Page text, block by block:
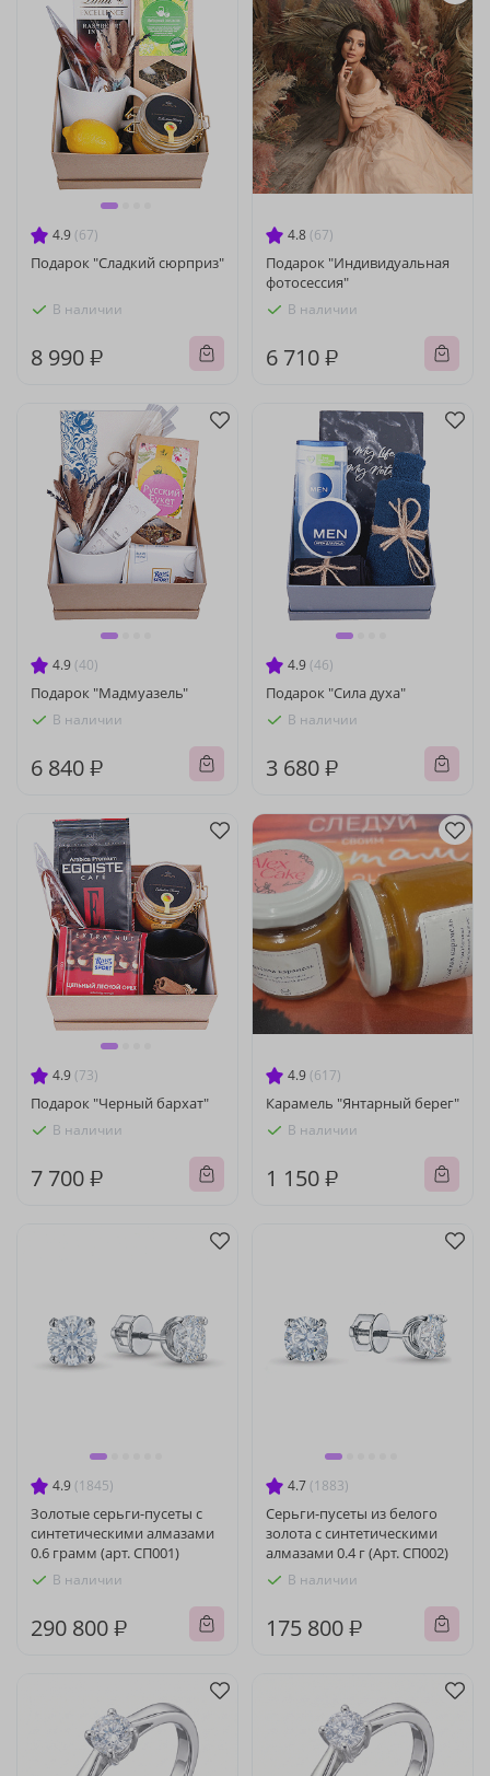
4.9 (67)
Подарок "Сладкий сюрприз"
В наличии
8 990 ₽
4.8 (67)
Подарок "Индивидуальная
фотосессия"
В наличии
6 710 ₽
4.9 (40)
Подарок "Мадмуазель"
В наличии
6 840 ₽
4.9 (46)
Подарок "Сила духа"
В наличии
3 680 ₽
4.9 (73)
Подарок "Черный бархат"
В наличии
7 700 ₽
4.9 (617)
Карамель "Янтарный берег"
В наличии
1 150 ₽
4.9 (1845)
Золотые серьги-пусеты с
синтетическими алмазами
0.6 грамм (арт. СП001)
В наличии
290 800 ₽
4.7 (1883)
Серьги-пусеты из белого
золота с синтетическими
алмазами 0.4 г (Арт. СП002)
В наличии
175 800 ₽